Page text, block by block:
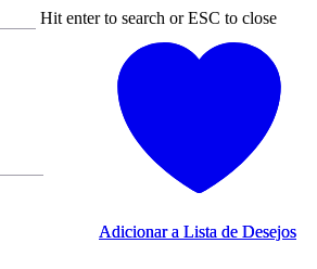
Hit enter to search or ESC to close
Adicionar a Lista de Desejos
Adicionar a Lista de Desejos